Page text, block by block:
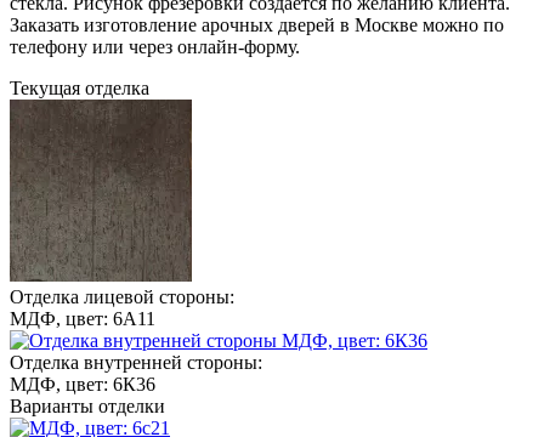
Заказать изготовление арочных дверей в Москве можно по
телефону или через онлайн-форму.
Текущая отделка
Отделка лицевой стороны:
МДФ, цвет: 6А11
Отделка внутренней стороны:
МДФ, цвет: 6К36
Варианты отделки